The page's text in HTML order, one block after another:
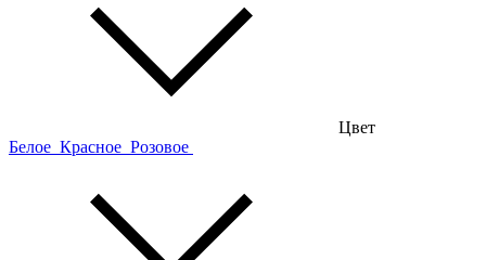
Цвет
Белое Красное Розовое